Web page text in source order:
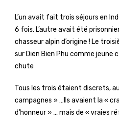
L’un avait fait trois séjours en
6 fois, L’autre avait été
chasseur alpin d’origine ! Le
sur Dien Bien Phu comme jeune
chute
Tous les trois étaient discrets,
campagnes » …Ils avaient la «
d’honneur » … mais de « vraies